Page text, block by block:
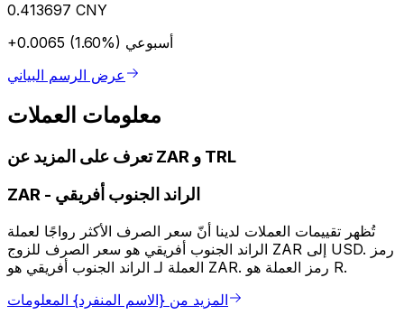
0.413697 CNY
+0.0065 (1.60%) أسبوعي
عرض الرسم البياني
معلومات العملات
تعرف على المزيد عن ZAR و TRL
ZAR - الراند الجنوب أفريقي
تُظهر تقييمات العملات لدينا أنّ سعر الصرف الأكثر رواجًا لعملة
الراند الجنوب أفريقي هو سعر الصرف للزوج ZAR إلى USD. رمز
العملة لـ الراند الجنوب أفريقي هو ZAR. رمز العملة هو R.
المزيد من {الاسم المنفرد} المعلومات